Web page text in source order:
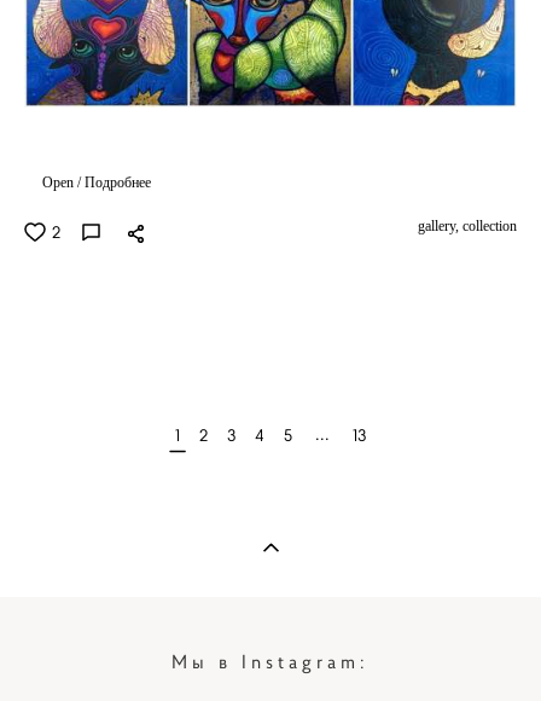
Open / Подробнее
2 gallery, collection
1 2 3 4 5 ... 13
Мы в Instagram: